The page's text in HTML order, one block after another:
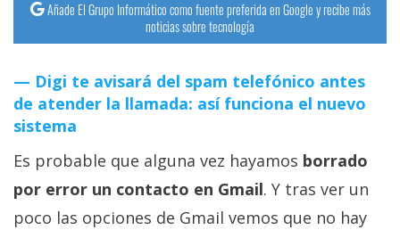
Tutoriales
Ciberseguridad
Sistemas
operativos
Profesional
Añade El Grupo Informático como fuente preferida en Google y recibe más
noticias sobre tecnología
Digi te avisará del spam telefónico antes
de atender la llamada: así funciona el nuevo
sistema
Es probable que alguna vez hayamos borrado
por error un contacto en Gmail. Y tras ver un
poco las opciones de Gmail vemos que no hay